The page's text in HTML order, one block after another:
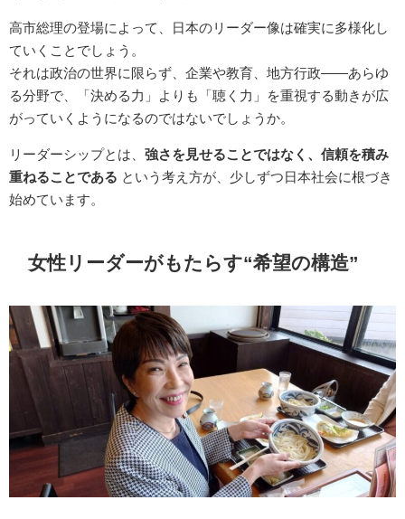
高市総理の登場によって、日本のリーダー像は確実に多様化し
ていくことでしょう。
それは政治の世界に限らず、企業や教育、地方行政――あらゆ
る分野で、「決める力」よりも「聴く力」を重視する動きが広
がっていくようになるのではないでしょうか。
リーダーシップとは、 強さを見せることではなく、信頼を積み
重ねることである という考え方が、少しずつ日本社会に根づき
始めています。
女性リーダーがもたらす“希望の構造”